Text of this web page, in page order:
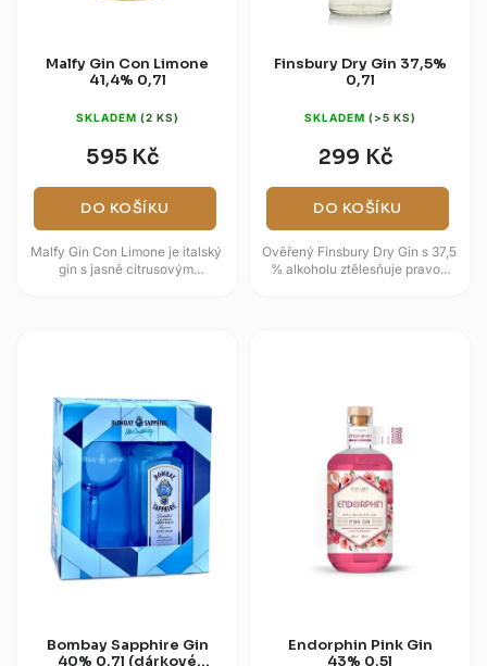
Malfy Gin Con Limone
41,4% 0,7l
SKLADEM (2 KS)
595 Kč
DO KOŠÍKU
Malfy Gin Con Limone je italský
gin s jasně citrusovým
Finsbury Dry Gin 37,5%
0,7l
SKLADEM (>5 KS)
299 Kč
DO KOŠÍKU
Ověřený Finsbury Dry Gin s 37,5
% alkoholu ztělesňuje pravou
Bombay Sapphire Gin
40% 0,7l (dárkové
Endorphin Pink Gin
43% 0,5l